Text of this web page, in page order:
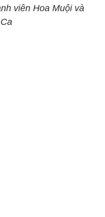
viên Hoa Muội và